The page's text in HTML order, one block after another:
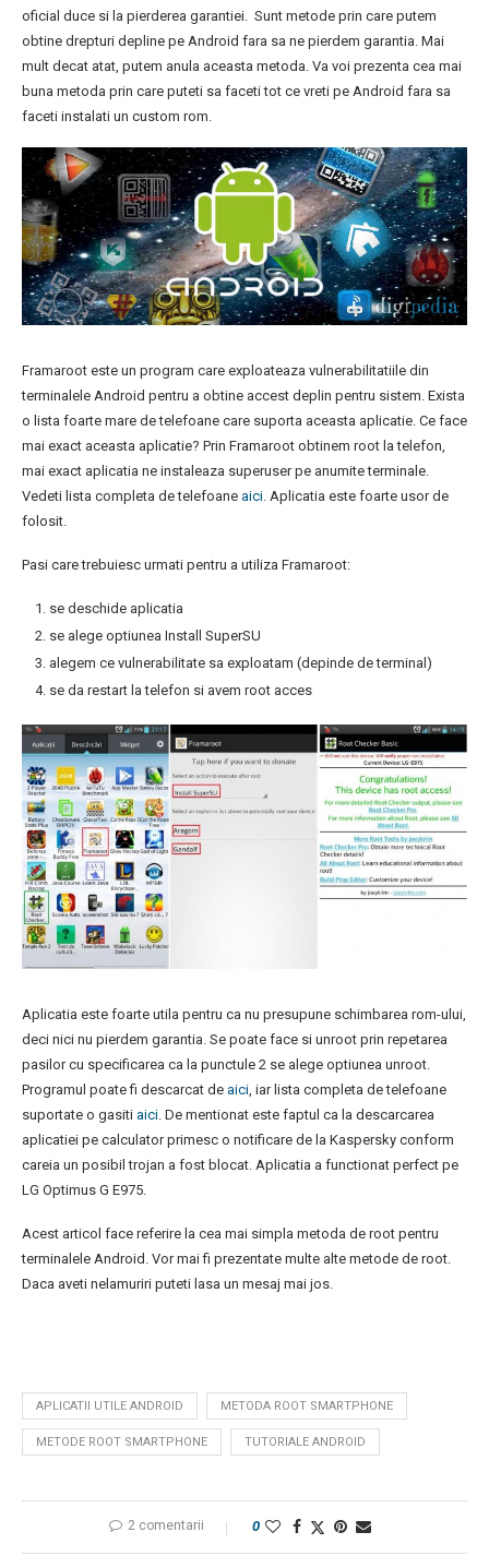
oficial duce si la pierderea garantiei. Sunt metode prin care putem
obtine drepturi depline pe Android fara sa ne pierdem garantia. Mai
mult decat atat, putem anula aceasta metoda. Va voi prezenta cea mai
buna metoda prin care puteti sa faceti tot ce vreti pe Android fara sa
faceti instalati un custom rom.
Framaroot este un program care exploateaza vulnerabilitatiile din
terminalele Android pentru a obtine accest deplin pentru sistem. Exista
o lista foarte mare de telefoane care suporta aceasta aplicatie. Ce face
mai exact aceasta aplicatie? Prin Framaroot obtinem root la telefon,
mai exact aplicatia ne instaleaza superuser pe anumite terminale.
Vedeti lista completa de telefoane aici. Aplicatia este foarte usor de
folosit.
Pasi care trebuiesc urmati pentru a utiliza Framaroot:
se deschide aplicatia
se alege optiunea Install SuperSU
alegem ce vulnerabilitate sa exploatam (depinde de terminal)
se da restart la telefon si avem root acces
Aplicatia este foarte utila pentru ca nu presupune schimbarea rom-ului,
deci nici nu pierdem garantia. Se poate face si unroot prin repetarea
pasilor cu specificarea ca la punctule 2 se alege optiunea unroot.
Programul poate fi descarcat de aici, iar lista completa de telefoane
suportate o gasiti aici. De mentionat este faptul ca la descarcarea
aplicatiei pe calculator primesc o notificare de la Kaspersky conform
careia un posibil trojan a fost blocat. Aplicatia a functionat perfect pe
LG Optimus G E975.
Acest articol face referire la cea mai simpla metoda de root pentru
terminalele Android. Vor mai fi prezentate multe alte metode de root.
Daca aveti nelamuriri puteti lasa un mesaj mai jos.
APLICATII UTILE ANDROID METODA ROOT SMARTPHONE
METODE ROOT SMARTPHONE TUTORIALE ANDROID
2 comentarii 0